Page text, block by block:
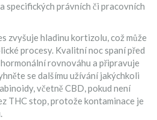
specifických právních či pracovních
zvyšuje hladinu kortizolu, což může
procesy. Kvalitní noc spaní před
rovnováhu a připravuje
se dalšímu užívání jakýchkoli
včetně CBD, pokud není
THC stop, protože kontaminace je